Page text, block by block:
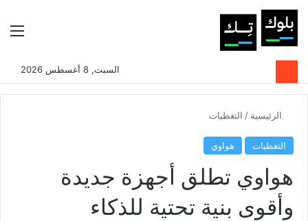
بحثالوضع
السبت, 8 أغسطس 2026
الرئيسية / التغطيات
التغطيات هواوي
هواوي تطلق أجهزة جديدة
وأقوى بنية تحتية للذكاء